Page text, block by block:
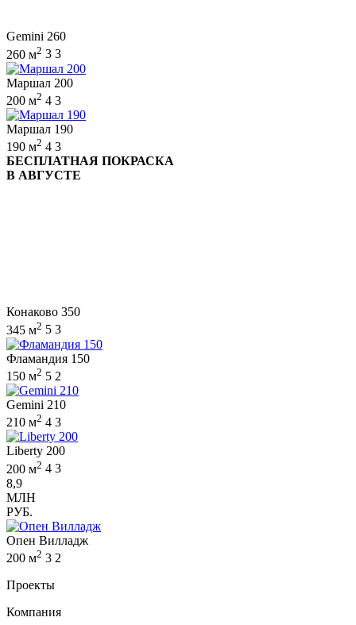
Gemini 260
260 м2 3 3
Маршал 200
200 м2 4 3
Маршал 190
190 м2 4 3
БЕСПЛАТНАЯ ПОКРАСКА
В АВГУСТЕ
Конаково 350
345 м2 5 3
Фламандия 150
150 м2 5 2
Gemini 210
210 м2 4 3
Liberty 200
200 м2 4 3
8,9
МЛН
РУБ.
Опен Вилладж
200 м2 3 2
Проекты
Компания